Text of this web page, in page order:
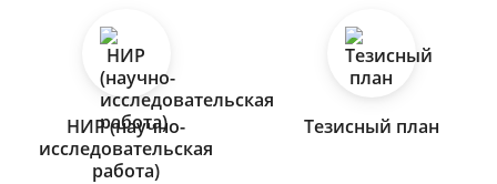
НИР (научно-
исследовательская
работа)
Тезисный план